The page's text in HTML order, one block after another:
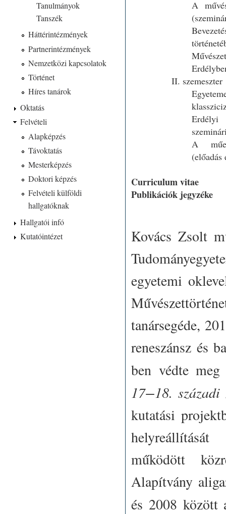
Tanulmányok
Tanszék
Háttérintézmények
Partnerintézmények
Nemzetközi kapcsolatok
Történet
Híres tanárok
Oktatás
Felvételi
Alapképzés
Távoktatás
Mesterképzés
Doktori képzés
Felvételi külföldi
hallgatóknak
Hallgatói infó
Kutatóintézet
A
II. szemeszter
A
Curriculum vitae
Publikációk jegyzéke
Kovács Zsolt
egyetemi
tanársegéde,
reneszánsz és
ben védte
17−18. századi
kutatási
helyreállítását
működött
Alapítvány
és 2008